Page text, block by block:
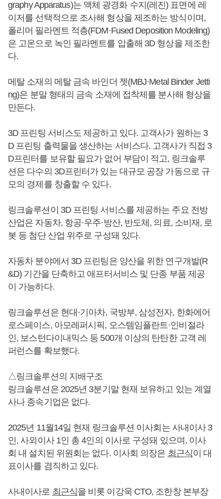
graphy Apparatus)는 액체 광경화 수지(레진) 표면에 레
이저를 선택적으로 조사해 형상을 제조하는 방식이며,
폴리머 필라멘트 적층(FDM·Fused Deposition Modeling)
은 고온으로 녹인 필라멘트를 압출해 3D 형상을 제조한
다.
메탈 소재의 메탈 금속 바인더 젯(MBJ·Metal Binder Jetti
ng)은 분말 형태의 금속 소재에 접착제를 분사해 형상을
만든다.
3D 프린팅 서비스도 제공하고 있다. 고객사가 원하는 3
D 프린팅 출력물을 생산하는 서비스다. 고객사가 직접 3
D프린터를 보유할 필요가 없어 부담이 적고, 링크솔루
션은 다수의 3D프린터가 있는 대규모 공장 가동으로 규
모의 경제를 창출할 수 있다.
링크솔루션이 3D 프린팅 서비스를 제공하는 주요 전방
산업은 자동차, 항공·우주·방산, 반도체, 의료, 소비재, 로
봇 등 첨단 산업 위주로 구성돼 있다.
자동차 분야에서 3D 프린팅은 양산을 위한 연구개발(R
&D) 기간을 단축하고 애프터서비스 및 단종 부품 제공
이 가능하다.
링크솔루션은 현대·기아차, 국방부, 삼성전자, 한화에어
로스페이스, 아모레퍼시픽, 오스템임플란트·인비절라
인, 보스턴다이내믹스 등 500개 이상의 탄탄한 고객 레
퍼런스를 확보했다.
△링크솔루션의 지배구조
링크솔루션은 2025년 3분기말 현재 보유하고 있는 계열
사나 종속기업은 없다.
2025년 11월14일 현재 링크솔루션 이사회는 사내이사 3
인, 사외이사 1인 총 4인의 이사로 구성돼 있으며, 이사
회 내 설치된 위원회는 없다. 이사회 의장은 최근식이 대
표이사를 겸직하고 있다.
사내이사로 최근식을 비롯 이강욱 CTO, 조한창 본부장